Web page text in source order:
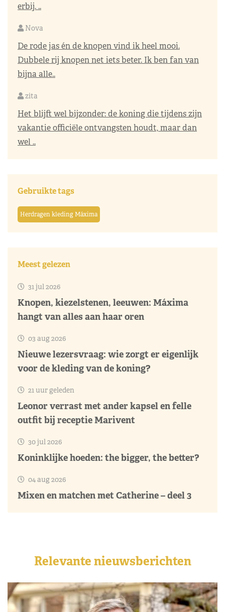
erbij. ..
Nova
De rode jas én de knopen vind ik heel mooi.
Dubbele rij knopen net iets beter. Ik ben fan van
bijna alle..
zita
Het blijft wel bijzonder: de koning die tijdens zijn
vakantie officiële ontvangsten houdt, maar dan
wel ..
Gebruikte tags
Herdragen kleding Máxima
Meest gelezen
31 jul 2026
Knopen, kiezelstenen, leeuwen: Máxima
hangt van alles aan haar oren
03 aug 2026
Nieuwe lezersvraag: wie zorgt er eigenlijk
voor de kleding van de koning?
21 uur geleden
Leonor verrast met ander kapsel en felle
outfit bij receptie Marivent
30 jul 2026
Koninklijke hoeden: the bigger, the better?
04 aug 2026
Mixen en matchen met Catherine – deel 3
Relevante nieuwsberichten